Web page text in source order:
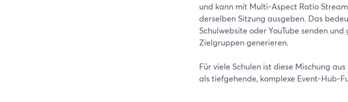
und kann mit Multi-Aspect Ratio
derselben Sitzung ausgeben. Das
Schulwebsite oder YouTube senden
Zielgruppen generieren.
Für viele Schulen ist diese Mischung
als tiefgehende, komplexe Event-Hub-